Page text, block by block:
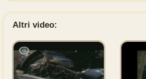
Altri video: